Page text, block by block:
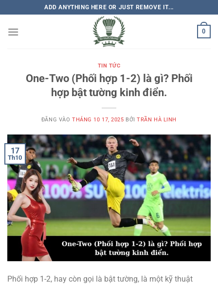
qua
nội
ADD ANYTHING HERE OR JUST REMOVE IT...
0
TIN TỨC
One-Two (Phối hợp 1-2) là gì? Phối
hợp bật tường kinh điển.
ĐĂNG VÀO THÁNG 10 17, 2025 BỞITRẦN HÀ LINH
17
Th10
Phối hợp 1-2, hay còn gọi là bật tường, là một kỹ thuật